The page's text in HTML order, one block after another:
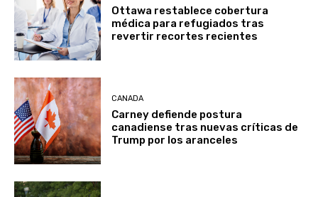
Ottawa restablece cobertura
médica para refugiados tras
revertir recortes recientes
CANADA
Carney defiende postura
canadiense tras nuevas críticas de
Trump por los aranceles